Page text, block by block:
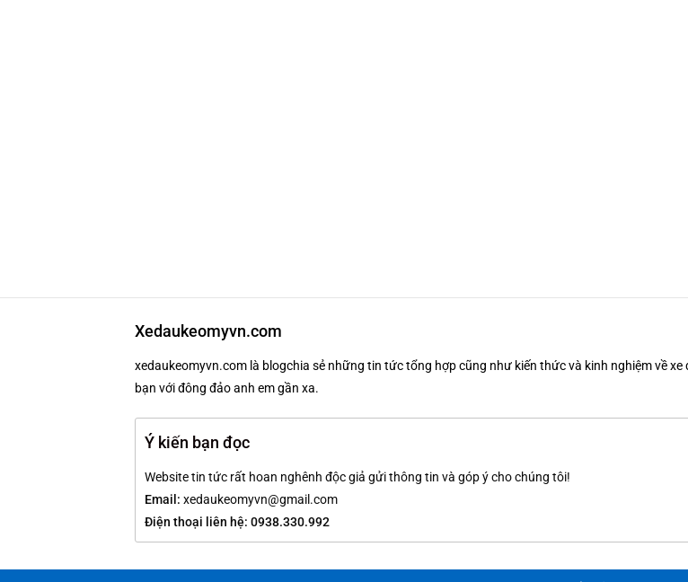
Xedaukeomyvn.com
xedaukeomyvn.com là blogchia sẻ những tin tức tổng hợp cũng như kiến thức và kinh nghiệm về xe
bạn với đông đảo anh em gần xa.
Ý kiến bạn đọc
Website tin tức rất hoan nghênh độc giả gửi thông tin và góp ý cho chúng tôi!
Email: xedaukeomyvn@gmail.com
Điện thoại liên hệ: 0938.330.992